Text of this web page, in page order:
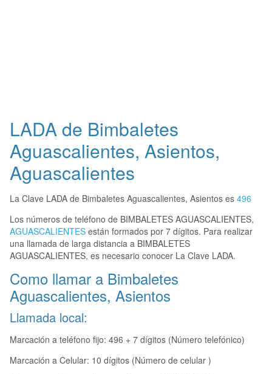
LADA de Bimbaletes
Aguascalientes, Asientos,
Aguascalientes
La Clave LADA de Bimbaletes Aguascalientes, Asientos es 496
Los números de teléfono de BIMBALETES AGUASCALIENTES,
AGUASCALIENTES están formados por 7 dígitos. Para realizar
una llamada de larga distancia a BIMBALETES
AGUASCALIENTES, es necesario conocer La Clave LADA.
Como llamar a Bimbaletes
Aguascalientes, Asientos
Llamada local:
Marcación a teléfono fijo: 496 + 7 dígitos (Número telefónico)
Marcación a Celular: 10 dígitos (Número de celular )